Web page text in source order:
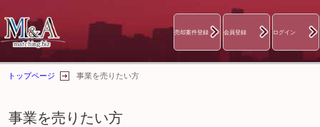
ログイン
会員登録
売却案件登録
トップページ 事業を売りたい方
事業を売りたい方